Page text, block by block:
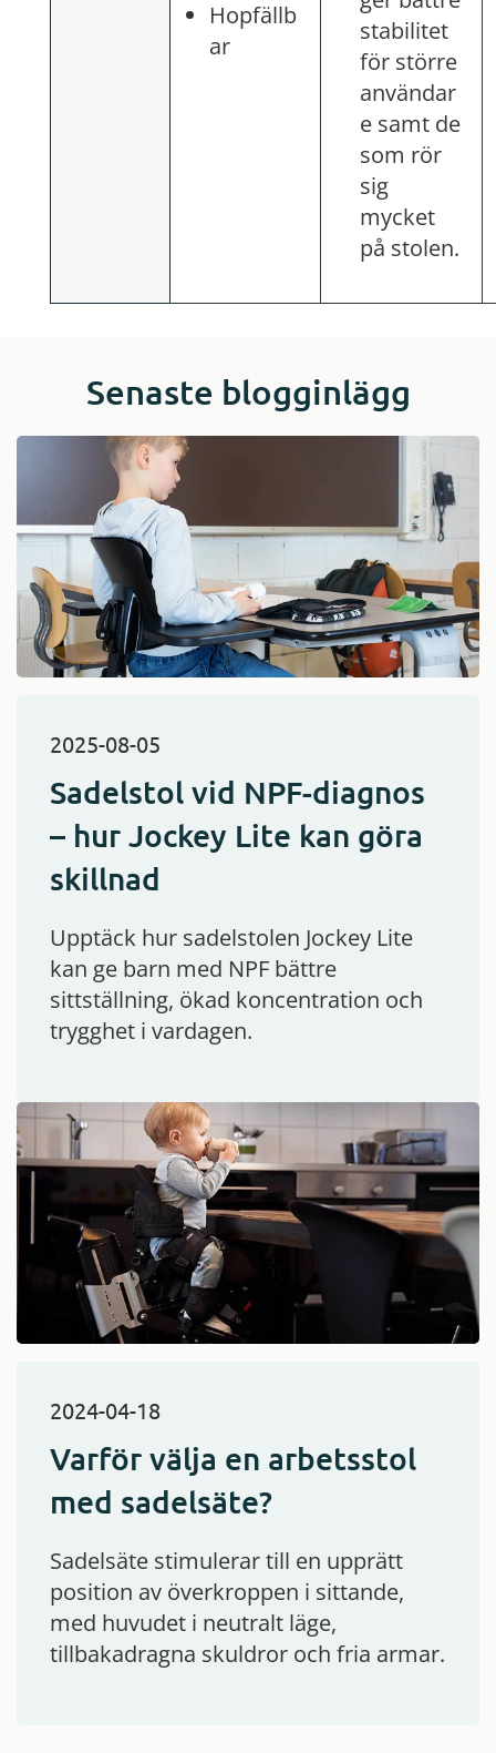
Hopfällb
ar
stabilitet
för större
användar
e samt de
som rör
sig
mycket
på stolen.
Senaste blogginlägg
2025-08-05
Sadelstol vid NPF-diagnos
– hur Jockey Lite kan göra
skillnad
Upptäck hur sadelstolen Jockey Lite
kan ge barn med NPF bättre
sittställning, ökad koncentration och
trygghet i vardagen.
2024-04-18
Varför välja en arbetsstol
med sadelsäte?
Sadelsäte stimulerar till en upprätt
position av överkroppen i sittande,
med huvudet i neutralt läge,
tillbakadragna skuldror och fria armar.